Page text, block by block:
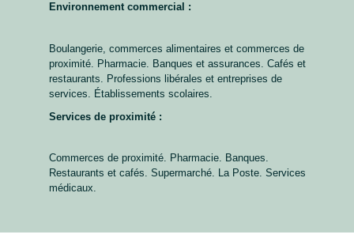
Environnement commercial :
Boulangerie, commerces alimentaires et commerces de
proximité. Pharmacie. Banques et assurances. Cafés et
restaurants. Professions libérales et entreprises de
services. Établissements scolaires.
Services de proximité :
Commerces de proximité. Pharmacie. Banques.
Restaurants et cafés. Supermarché. La Poste. Services
médicaux.